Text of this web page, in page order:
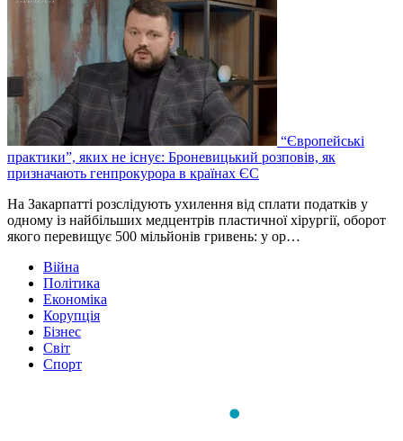
“Європейські
практики”, яких не існує: Броневицький розповів, як
призначають генпрокурора в країнах ЄС
На Закарпатті розслідують ухилення від сплати податків у
одному із найбільших медцентрів пластичної хірургії, оборот
якого перевищує 500 мільйонів гривень: у ор…
Війна
Політика
Економіка
Корупція
Бізнес
Світ
Спорт